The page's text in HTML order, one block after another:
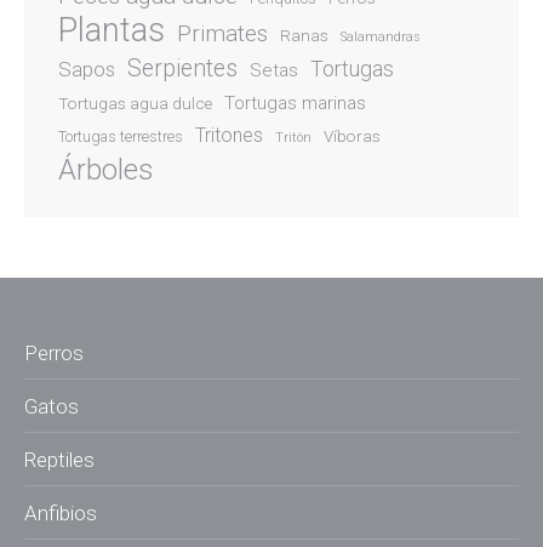
Plantas Primates Ranas Salamandras
Sapos Serpientes Setas Tortugas
Tortugas agua dulce Tortugas marinas
Tortugas terrestres Tritones Tritón Víboras
Árboles
Perros
Gatos
Reptiles
Anfibios